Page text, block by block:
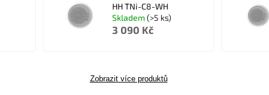
HH TNi-C8-WH
Skladem(>5 ks)
3 090 Kč
Zobrazit více produktů